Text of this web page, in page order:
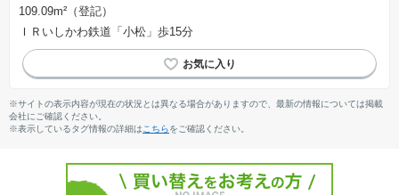
109.09m²（登記）
ＩＲいしかわ鉄道「小松」歩15分
※サイトの表示内容が現在の状況とは異なる場合がありますので、最新の情報については掲載
会社にご確認ください。
※表示しているタグ情報の詳細は こちらをご確認ください。